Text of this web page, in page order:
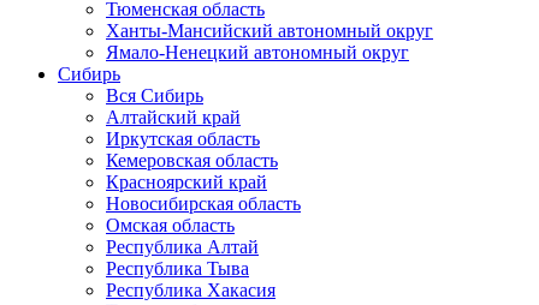
Тюменская область
Ханты-Мансийский автономный округ
Ямало-Ненецкий автономный округ
Сибирь
Вся Сибирь
Алтайский край
Иркутская область
Кемеровская область
Красноярский край
Новосибирская область
Омская область
Республика Алтай
Республика Тыва
Республика Хакасия